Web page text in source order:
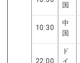
国
10:30
中
国
22:00
ド
イ